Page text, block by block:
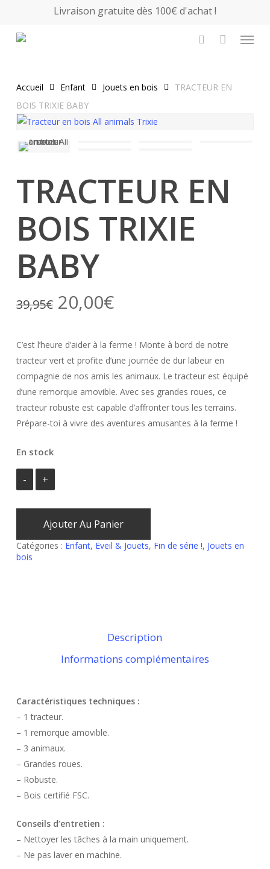
main
Livraison gratuite dès 100€ d'achat !
Menu
Cart
Accueil Enfant Jouets en bois
TRACTEUR EN
BOIS TRIXIE BABY
TRACTEUR EN
BOIS TRIXIE
BABY
39,95€ Le
prix
initial
était :
39,95€.
20,00€Le
actuel
est :
20,00€.
C’est l’heure d’aider à la ferme ! Monte à bord de notre
tracteur vert et profite d’une journée de dur labeur en
compagnie de nos amis les animaux. Le tracteur est équipé
d’une remorque amovible. Avec ses grandes roues, ce
tracteur robuste est capable d’affronter tous les terrains.
Prépare-toi à vivre des aventures amusantes à la ferme !
En stock
Ajouter Au Panier
Catégories : Enfant, Eveil & Jouets, Fin de série !, Jouets en
bois
Description
Informations complémentaires
Caractéristiques techniques :
– 1 tracteur.
– 1 remorque amovible.
– 3 animaux.
– Grandes roues.
– Robuste.
– Bois certifié FSC.
Conseils d’entretien :
– Nettoyer les tâches à la main uniquement.
– Ne pas laver en machine.